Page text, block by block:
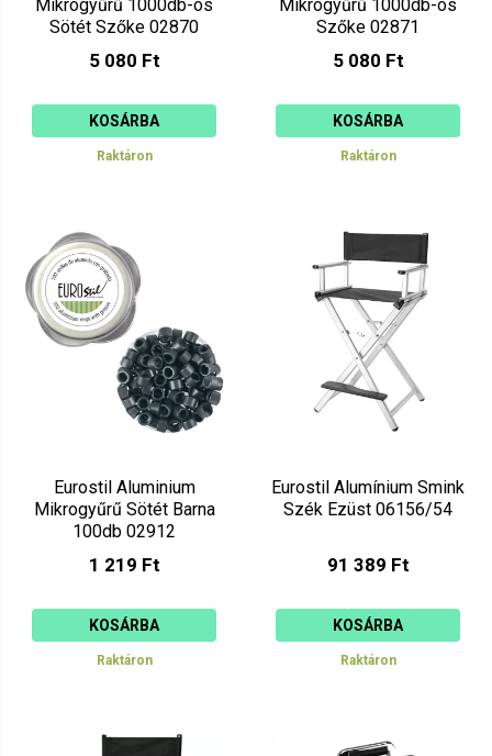
Mikrogyűrű 1000db-os
Sötét Szőke 02870
5 080 Ft
KOSÁRBA
Raktáron
Mikrogyűrű 1000db-os
Szőke 02871
5 080 Ft
KOSÁRBA
Raktáron
Eurostil Aluminium
Mikrogyűrű Sötét Barna
100db 02912
1 219 Ft
KOSÁRBA
Raktáron
Eurostil Alumínium Smink
Szék Ezüst 06156/54
91 389 Ft
KOSÁRBA
Raktáron